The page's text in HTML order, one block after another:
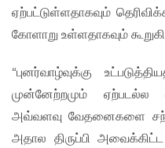
ஏற்பட்டுள்ளதாகவும்
கோளாறு உள்ளதாகவும்
“புனர்வாழ்வுக்கு
முன்னேற்றமும்
அவ்வளவு வேதனைகளை
அதால திருப்பி